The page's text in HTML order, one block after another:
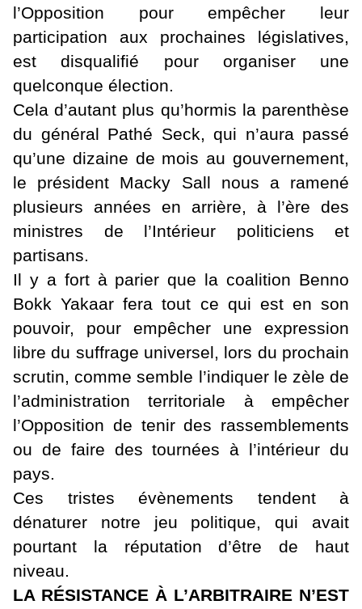
l’Opposition pour empêcher leur
participation aux prochaines législatives,
est disqualifié pour organiser une
quelconque élection.
Cela d’autant plus qu’hormis la parenthèse
du général Pathé Seck, qui n’aura passé
qu’une dizaine de mois au gouvernement,
le président Macky Sall nous a ramené
plusieurs années en arrière, à l’ère des
ministres de l’Intérieur politiciens et
partisans.
Il y a fort à parier que la coalition Benno
Bokk Yakaar fera tout ce qui est en son
pouvoir, pour empêcher une expression
libre du suffrage universel, lors du prochain
scrutin, comme semble l’indiquer le zèle de
l’administration territoriale à empêcher
l’Opposition de tenir des rassemblements
ou de faire des tournées à l’intérieur du
pays.
Ces tristes évènements tendent à
dénaturer notre jeu politique, qui avait
pourtant la réputation d’être de haut
niveau.
LA RÉSISTANCE À L’ARBITRAIRE N’EST